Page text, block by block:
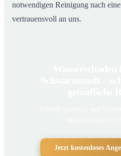
notwendigen Reinigung nach
vertrauensvoll an uns.
Jetzt kostenloses